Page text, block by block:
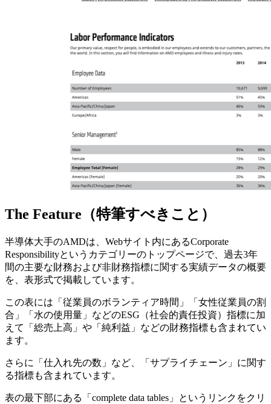
The Feature（特筆すべきこと）
半導体大手のAMDは、Webサイト内にあるCorporate
Responsibilityというカテゴリーのトップページで、過去3年
間の主要な財務および非財務指標に関する実績データの概要
を、表形式で掲載しています。
この表には「従業員のボランティア時間」「女性従業員の割
合」「水の使用量」などのESG（社会的責任投資）指標に加
えて「総売上高」や「純利益」などの財務指標も含まれてい
ます。
さらに「仕入れ先の数」など、「サプライチェーン」に関す
る指標も含まれています。
表の最下部にある「complete data tables」というリンクをクリ